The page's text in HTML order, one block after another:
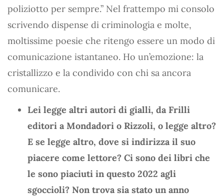
poliziotto per sempre.” Nel frattempo mi consolo
scrivendo dispense di criminologia e molte,
moltissime poesie che ritengo essere un modo di
comunicazione istantaneo. Ho un’emozione: la
cristallizzo e la condivido con chi sa ancora
comunicare.
Lei legge altri autori di gialli, da Frilli
editori a Mondadori o Rizzoli, o legge altro?
E se legge altro, dove si indirizza il suo
piacere come lettore? Ci sono dei libri che
le sono piaciuti in questo 2022 agli
sgoccioli? Non trova sia stato un anno